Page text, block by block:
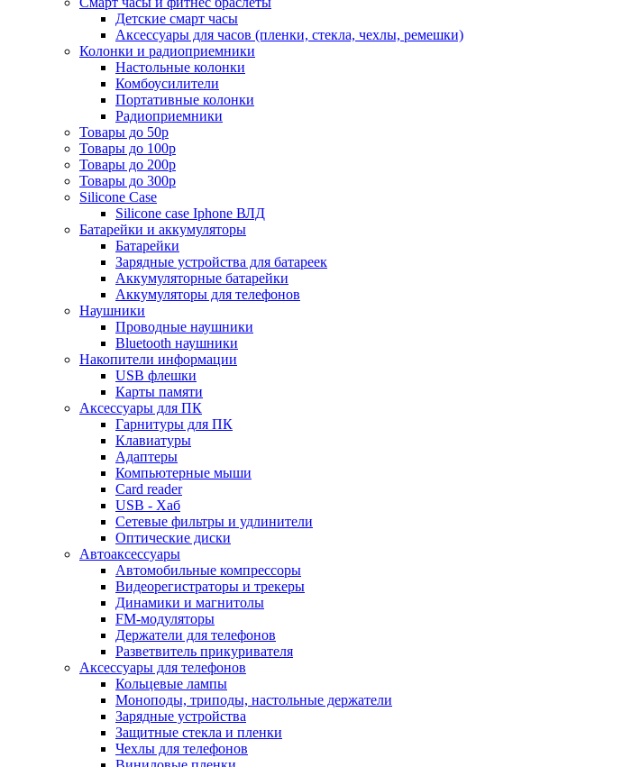
Детские смарт часы
Аксессуары для часов (пленки, стекла, чехлы, ремешки)
Колонки и радиоприемники
Настольные колонки
Комбоусилители
Портативные колонки
Радиоприемники
Товары до 50р
Товары до 100р
Товары до 200р
Товары до 300р
Silicone Case
Silicone case Iphone ВЛД
Батарейки и аккумуляторы
Батарейки
Зарядные устройства для батареек
Аккумуляторные батарейки
Аккумуляторы для телефонов
Наушники
Проводные наушники
Bluetooth наушники
Накопители информации
USB флешки
Карты памяти
Аксессуары для ПК
Гарнитуры для ПК
Клавиатуры
Адаптеры
Компьютерные мыши
Card reader
USB - Xaб
Сетевые фильтры и удлинители
Оптические диски
Автоаксессуары
Автомобильные компрессоры
Видеорегистраторы и трекеры
Динамики и магнитолы
FM-модуляторы
Держатели для телефонов
Разветвитель прикуривателя
Аксессуары для телефонов
Кольцевые лампы
Моноподы, триподы, настольные держатели
Зарядные устройства
Защитные стекла и пленки
Чехлы для телефонов